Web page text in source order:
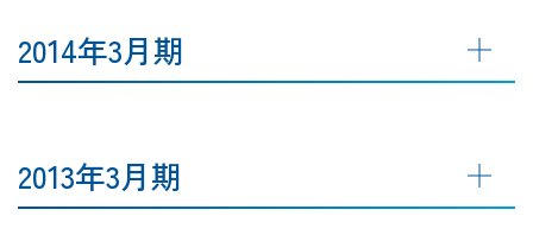
2014年3月期
2013年3月期